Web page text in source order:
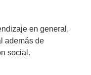
en general,
además de
social.